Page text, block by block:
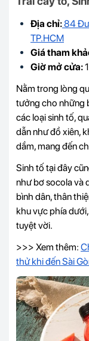
Địa chỉ:84
TP.HCM
Giá tham
Giờ mở cửa:
Nằm trong lòng
tưởng cho những
các loại sinh tố,
dẫn như đồ xiên,
dầm, mang đến
Sinh tố tại đây
như bơ socola và
bình dân, thân
khu vực phía
tuyệt vời.
>>> Xem thêm:
thử khi đến Sài